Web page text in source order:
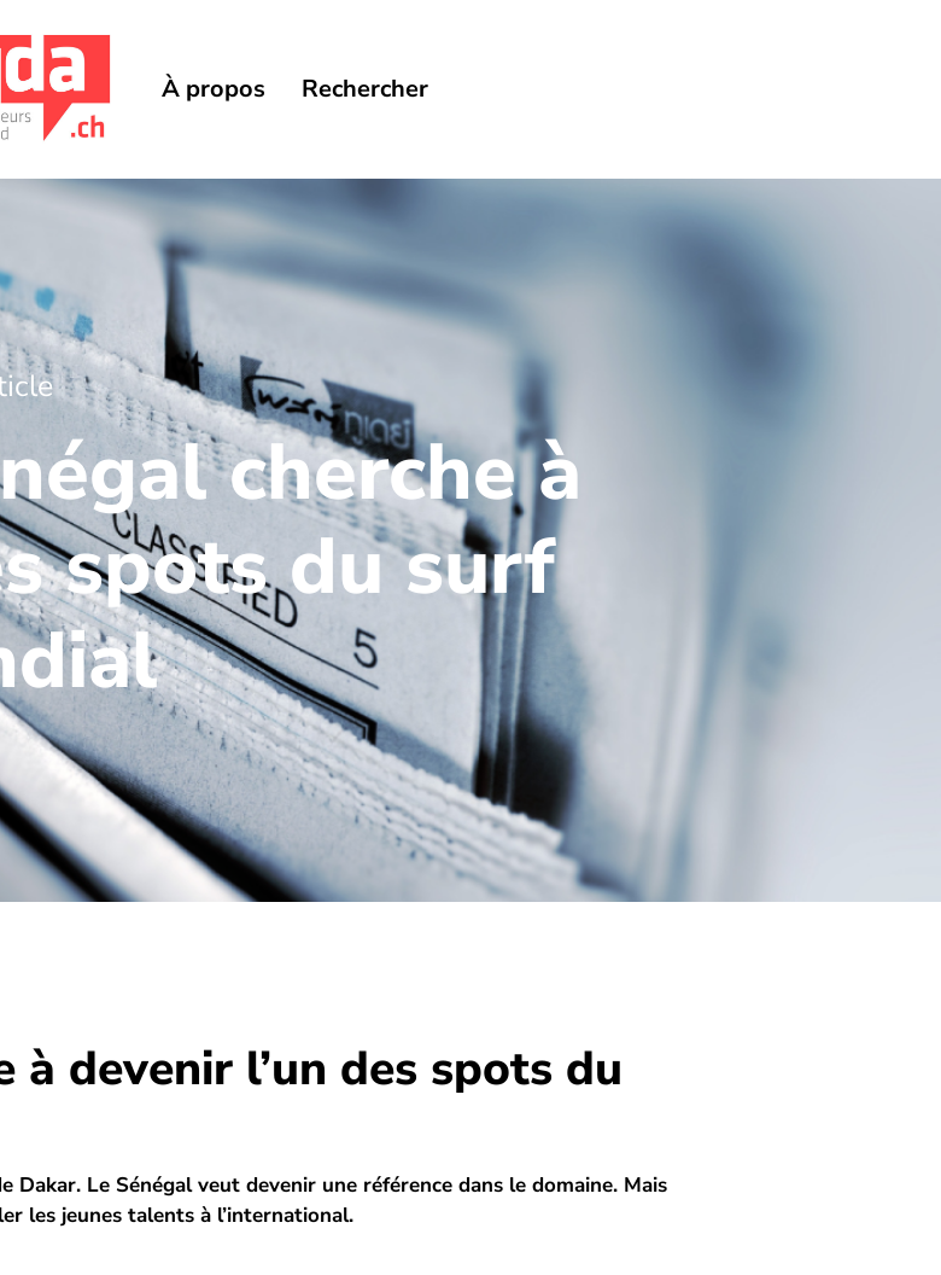
À propos Rechercher
cherche à
spots du surf
devenir l’un des spots du
Dakar. Le Sénégal veut devenir une référence dans le domaine. Mais
les jeunes talents à l’international.